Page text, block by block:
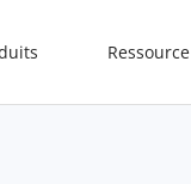
Ressource